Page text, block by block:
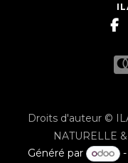
Droits d'auteur ©
NATURELLE
Généré par